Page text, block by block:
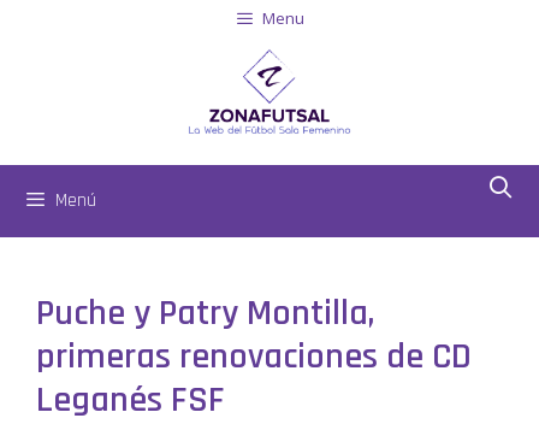
Menu
Menú
Puche y Patry Montilla,
primeras renovaciones de CD
Leganés FSF